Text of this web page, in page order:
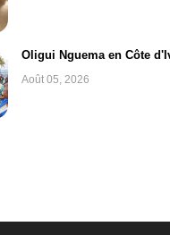
Oligui Nguema en Côte
Août 05, 2026